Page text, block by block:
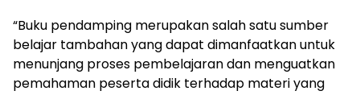
“Buku pendamping merupakan salah satu sumber
belajar tambahan yang dapat dimanfaatkan untuk
menunjang proses pembelajaran dan menguatkan
pemahaman peserta didik terhadap materi yang